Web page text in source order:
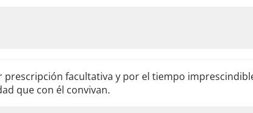
facultativa y por el tiempo
que con él convivan.